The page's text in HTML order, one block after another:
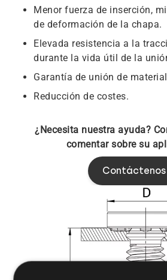
Menor fuerza de inserción,
de deformación de la chapa.
Elevada resistencia a la
durante la vida útil de la
Garantía de unión de
Reducción de costes.
¿Necesita nuestra ayuda?
comentar sobre su
Contáctenos